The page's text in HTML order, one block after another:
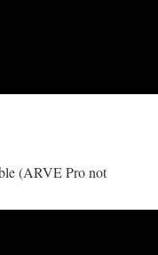
(ARVE Pro not